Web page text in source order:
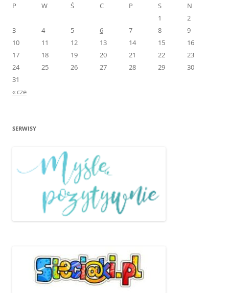
P
W Ś C P S
N
1
2
3
4 5 6 7 8
9
10
11 12 13 14 15
16
17
18 19 20 21 22
23
24
25 26 27 28 29
30
31
« cze
SERWISY